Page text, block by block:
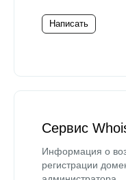
Написать
Сервис
Информация о
регистрации